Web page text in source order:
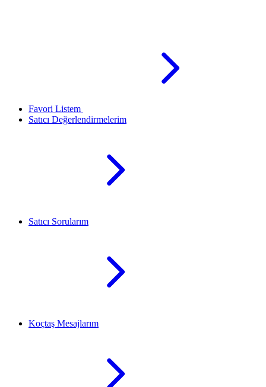
Favori Listem
Satıcı Değerlendirmelerim
Satıcı Sorularım
Koçtaş Mesajlarım